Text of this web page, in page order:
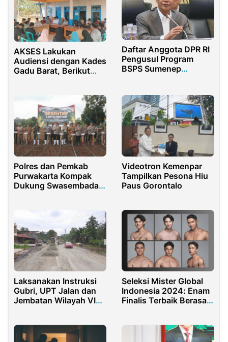
AKSES Lakukan
Audiensi dengan Kades
Gadu Barat, Berikut
Daftar Anggota DPR RI
Pengusul Program
BSPS Sumenep
Polres dan Pemkab
Purwakarta Kompak
Dukung Swasembada
Videotron Kemenpar
Tampilkan Pesona Hiu
Paus Gorontalo
Laksanakan Instruksi
Gubri, UPT Jalan dan
Jembatan Wilayah VI
Tandun – Ujung Batu
Seleksi Mister Global
Indonesia 2024: Enam
Finalis Terbaik Berasal